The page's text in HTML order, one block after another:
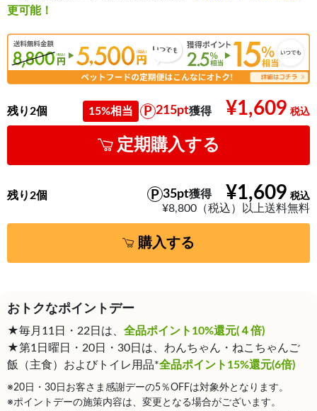
更可能！
¥1,609
15%相当 215pt獲得
残り2個
定期購入する
¥1,609
35pt獲得
¥8,800（税込）以上送料無料
残り2個
購入する
おトクなポイントデー
★毎月11日・22日は、 全品ポイント10%還元(４倍)
★第1日曜日・20日・30日は、わんちゃん・ねこちゃんご
飯（主食）およびトイレ用品*全品ポイント15%還元(6倍)
※20日・30日お客さま感謝デーの5％OFFは対象外となります。
※ポイントデーの施策内容は、変更となる場合がございます。